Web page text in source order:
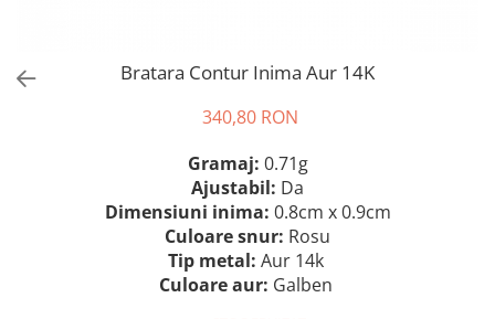
Bratara Contur Inima Aur 14K
340,80 RON
Gramaj: 0.71g
Ajustabil: Da
Dimensiuni inima: 0.8cm x 0.9cm
Culoare snur: Rosu
Tip metal: Aur 14k
Culoare aur: Galben